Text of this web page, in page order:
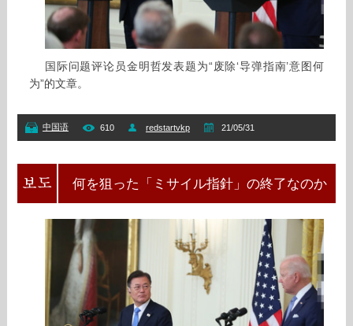
国际问题评论员金明哲发表题为“废除‘导弹指南’意图何
为”的文章。
中国语 610 redstartvkp 21/05/31
何を狙った「ミサイル指針」の終了なのか